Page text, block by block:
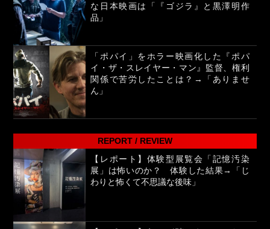
な日本映画は「『ゴジラ』と黒澤明作
品」
「ポパイ」をホラー映画化した『ポパ
イ・ザ・スレイヤー・マン』監督、権利
関係で苦労したことは？→「ありませ
ん」
REPORT / REVIEW
【レポート】体験型展覧会「記憶汚染
展」は怖いのか？ 体験した結果→「じ
わりと怖くて不思議な後味」